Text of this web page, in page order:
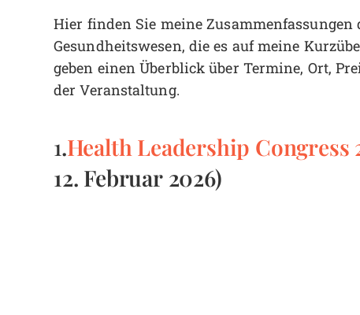
Hier finden Sie meine
Gesundheitswesen, die es auf meine
geben einen Überblick über Termine, Ort,
der Veranstaltung.
1.Health Leadership Congress
12. Februar 2026)